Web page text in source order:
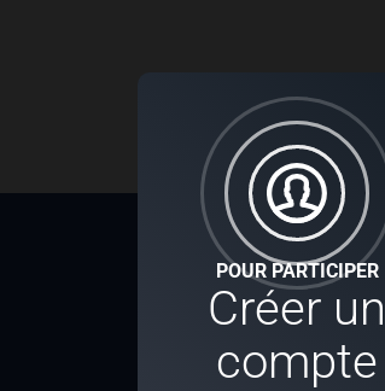
POUR PARTICIPER
Créer un
compte